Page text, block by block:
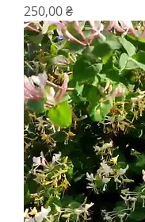
Цена
250,00 ₴